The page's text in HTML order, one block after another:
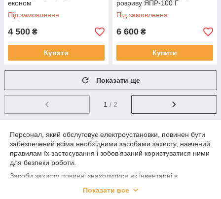
економ
Під замовлення
4 500 ₴
Купити
розриву ЯПР-100 Г
(герметичний) економ
Під замовлення
6 600 ₴
Купити
Показати ще
1 / 2
Персонал, який обслуговує електроустановки, повинен бути
забезпечений всіма необхідними засобами захисту, навчений
правилам їх застосування і зобов’язаний користуватися ними
для безпеки роботи.
Засоби захисту повинні знаходитися як інвентарні в
цехах електростанцій, на трансформаторних підстанціях, в
Показати все